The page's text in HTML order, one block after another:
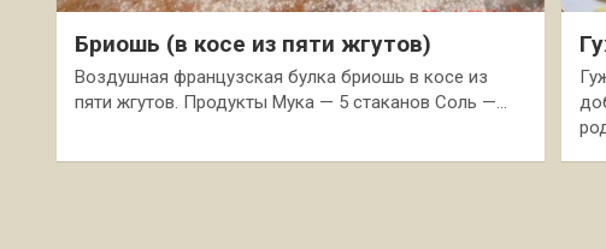
Бриошь (в косе из пяти жгутов)
Воздушная французская булка бриошь в косе из
пяти жгутов. Продукты Мука — 5 стаканов Соль —…